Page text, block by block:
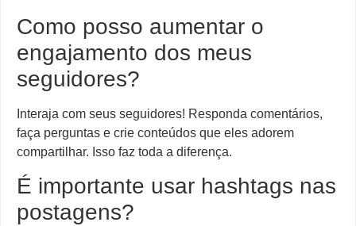
Como posso aumentar o
engajamento dos meus
seguidores?
Interaja com seus seguidores! Responda comentários,
faça perguntas e crie conteúdos que eles adorem
compartilhar. Isso faz toda a diferença.
É importante usar hashtags nas
postagens?